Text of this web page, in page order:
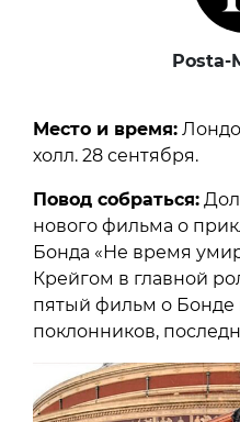
Posta-
Место и время:
холл. 28 сентября.
Повод собраться:
нового фильма о
Бонда «Не время
Крейгом в главной
пятый фильм о Бонде
поклонников,